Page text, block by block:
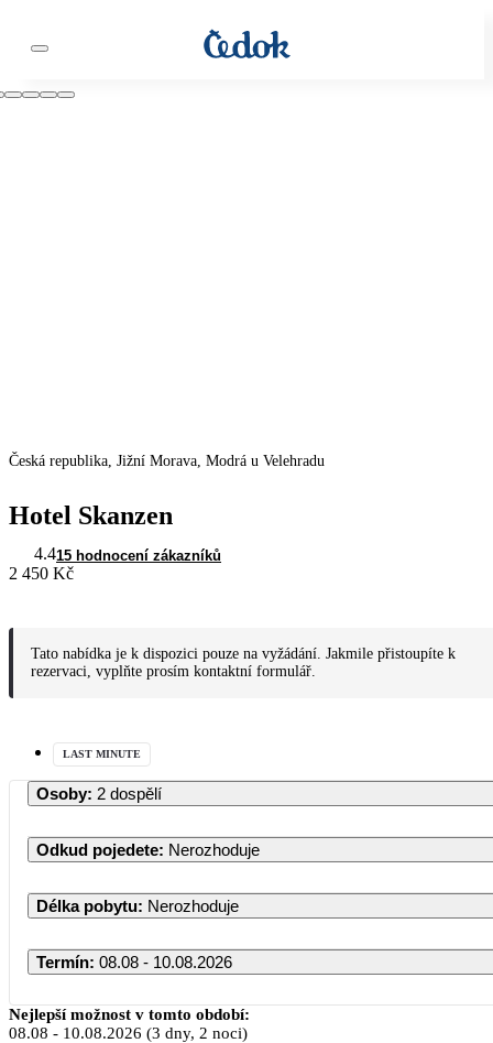
Česká republika, Jižní Morava, Modrá u Velehradu
Hotel Skanzen
4.415 hodnocení zákazníků
2 450 Kč
Tato nabídka je k dispozici pouze na vyžádání. Jakmile přistoupíte k
rezervaci, vyplňte prosím kontaktní formulář.
LAST MINUTE
Osoby: 2 dospělí
Odkud pojedete: Nerozhoduje
Délka pobytu: Nerozhoduje
Termín: 08.08 - 10.08.2026
Srpen 2026
Nejlepší možnost v tomto období:
08.08 - 10.08.2026 (3 dny, 2 noci)